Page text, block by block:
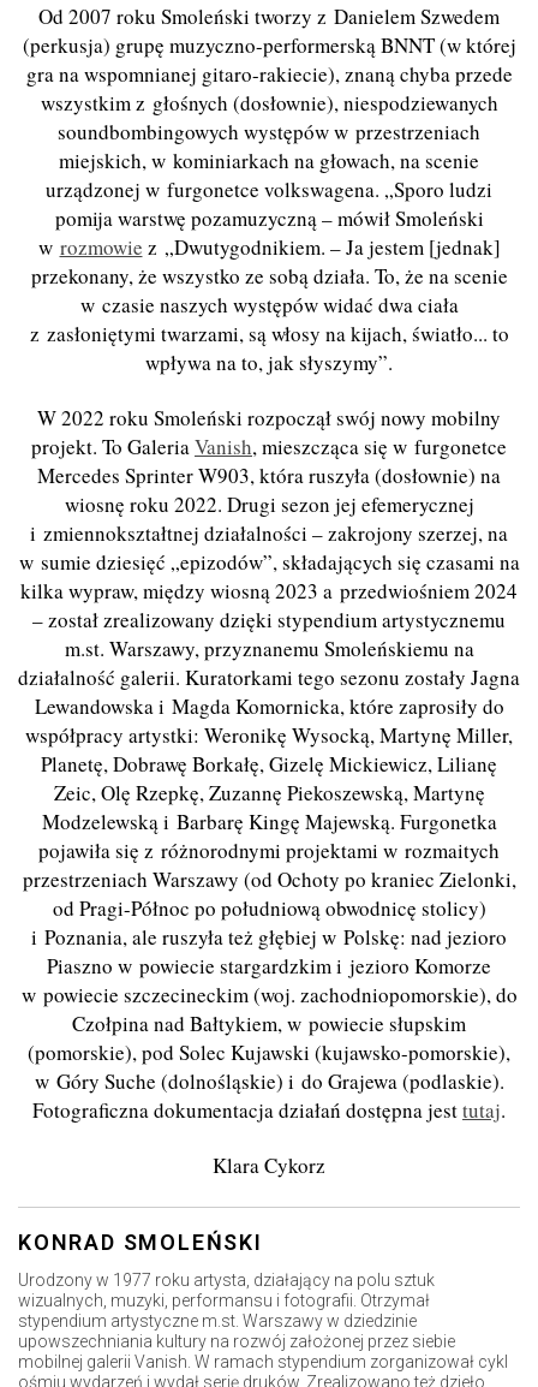
Od 2007 roku Smoleński tworzy z Danielem Szwedem
(perkusja) grupę muzyczno-performerską BNNT (w której
gra na wspomnianej gitaro-rakiecie), znaną chyba przede
wszystkim z głośnych (dosłownie), niespodziewanych
soundbombingowych występów w przestrzeniach
miejskich, w kominiarkach na głowach, na scenie
urządzonej w furgonetce volkswagena. „Sporo ludzi
pomija warstwę pozamuzyczną – mówił Smoleński
w rozmowie z „Dwutygodnikiem. – Ja jestem [jednak]
przekonany, że wszystko ze sobą działa. To, że na scenie
w czasie naszych występów widać dwa ciała
z zasłoniętymi twarzami, są włosy na kijach, światło... to
wpływa na to, jak słyszymy”.
W 2022 roku Smoleński rozpoczął swój nowy mobilny
projekt. To Galeria Vanish, mieszcząca się w furgonetce
Mercedes Sprinter W903, która ruszyła (dosłownie) na
wiosnę roku 2022. Drugi sezon jej efemerycznej
i zmiennokształtnej działalności – zakrojony szerzej, na
w sumie dziesięć „epizodów”, składających się czasami na
kilka wypraw, między wiosną 2023 a przedwiośniem 2024
– został zrealizowany dzięki stypendium artystycznemu
m.st. Warszawy, przyznanemu Smoleńskiemu na
działalność galerii. Kuratorkami tego sezonu zostały Jagna
Lewandowska i Magda Komornicka, które zaprosiły do
współpracy artystki: Weronikę Wysocką, Martynę Miller,
Planetę, Dobrawę Borkałę, Gizelę Mickiewicz, Lilianę
Zeic, Olę Rzepkę, Zuzannę Piekoszewską, Martynę
Modzelewską i Barbarę Kingę Majewską. Furgonetka
pojawiła się z różnorodnymi projektami w rozmaitych
przestrzeniach Warszawy (od Ochoty po kraniec Zielonki,
od Pragi-Północ po południową obwodnicę stolicy)
i Poznania, ale ruszyła też głębiej w Polskę: nad jezioro
Piaszno w powiecie stargardzkim i jezioro Komorze
w powiecie szczecineckim (woj. zachodniopomorskie), do
Czołpina nad Bałtykiem, w powiecie słupskim
(pomorskie), pod Solec Kujawski (kujawsko-pomorskie),
w Góry Suche (dolnośląskie) i do Grajewa (podlaskie).
Fotograficzna dokumentacja działań dostępna jesttutaj.
Klara Cykorz
KONRAD SMOLEŃSKI
Urodzony w 1977 roku artysta, działający na polu sztuk
wizualnych, muzyki, performansu i fotografii. Otrzymał
stypendium artystyczne m.st. Warszawy w dziedzinie
upowszechniania kultury na rozwój założonej przez siebie
mobilnej galerii Vanish. W ramach stypendium zorganizował cykl
ośmiu wydarzeń i wydał serię druków. Zrealizowano też dzieło